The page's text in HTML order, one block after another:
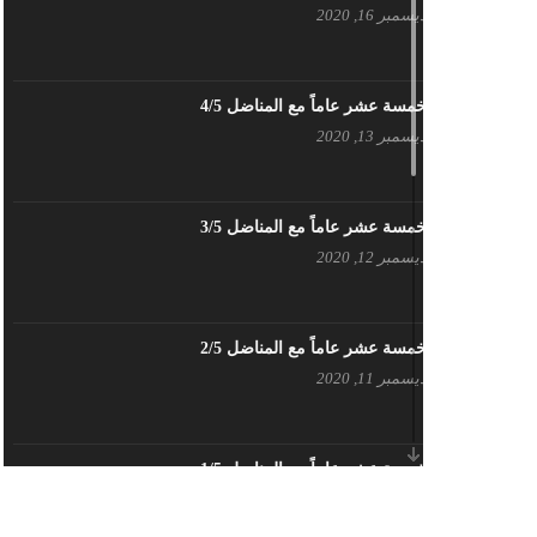
بيان حزب اليسار الديمقراطي السوري
تنويه صادر عن المكتب الإعلامي لحزب
بطاقة تهنئة – حزب اليسار الديمقراطي
أَنقِذوا اللَاجِئين السُوريين في لُبنان –
أبريل 26, 2023
ديسمبر 16, 2020
خمسة عشر عاماً مع المناضل 4/5
ديسمبر 13, 2020
خمسة عشر عاماً مع المناضل 3/5
ديسمبر 12, 2020
خمسة عشر عاماً مع المناضل 2/5
ديسمبر 11, 2020
خمسة عشر عاماً مع المناضل 1/5